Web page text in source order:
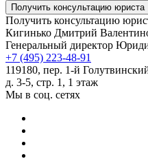
Получить консультацию
Кигинько Дмитрий
Генеральный директор
+7 (495) 223-48-91
119180, пер. 1-й
д. 3-5, стр. 1, 1 этаж
Мы в соц. сетях